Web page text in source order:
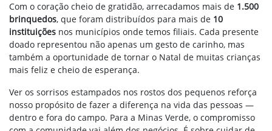
Com o coração cheio de gratidão, arrecadamos mais de 1.500
brinquedos, que foram distribuídos para mais de 10
instituições nos municípios onde temos filiais. Cada presente
doado representou não apenas um gesto de carinho, mas
também a oportunidade de tornar o Natal de muitas crianças
mais feliz e cheio de esperança.
Ver os sorrisos estampados nos rostos dos pequenos reforça
nosso propósito de fazer a diferença na vida das pessoas —
dentro e fora do campo. Para a Minas Verde, o compromisso